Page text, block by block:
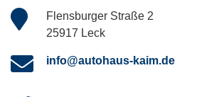
Flensburger Straße 2
25917 Leck
info@autohaus-kaim.de